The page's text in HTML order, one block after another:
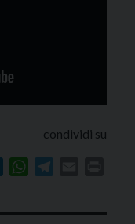
condividi su
LinkedInWhatsApp